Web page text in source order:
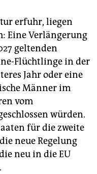
erfuhr, liegen
Eine Verlängerung
geltenden
Flüchtlinge in der
Jahr oder eine
Männer im
vom
würden.
für die zweite
neue Regelung
neu in die EU